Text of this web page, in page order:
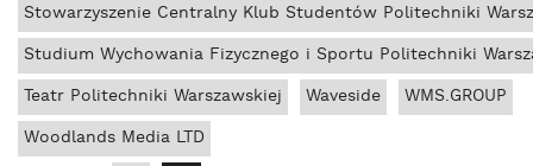
Stowarzyszenie Centralny Klub Studentów Politechniki
Studium Wychowania Fizycznego i Sportu Politechniki
Teatr Politechniki Warszawskiej
Waveside
WMS.GROUP
Woodlands Media LTD